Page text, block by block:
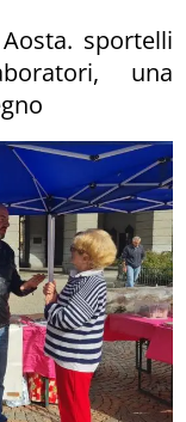
sportelli
una